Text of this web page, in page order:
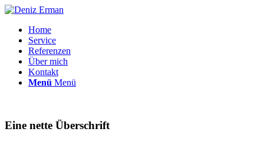
Home
Service
Referenzen
Über mich
Kontakt
Menü Menü
Eine nette Überschrift